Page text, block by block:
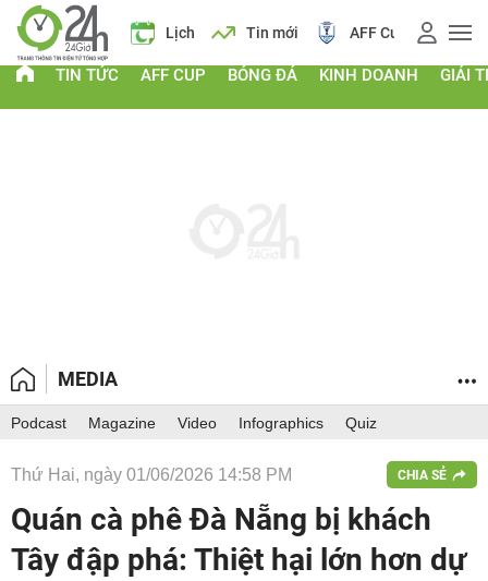
Lịch Tin mới AFF Cup Giá vàng
TIN TỨC AFF CUP BÓNG ĐÁ KINH DOANH GIẢI
MEDIA
Podcast Magazine Video Infographics Quiz
Thứ Hai, ngày 01/06/2026 14:58 PM CHIA SẺ
Quán cà phê Đà Nẵng bị khách
Tây đập phá: Thiệt hại lớn hơn dự